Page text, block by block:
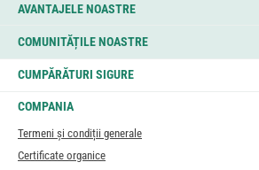
AVANTAJELE NOASTRE
COMUNITĂȚILE NOASTRE
CUMPĂRĂTURI SIGURE
COMPANIA
Termeni și condiții generale
Certificate organice